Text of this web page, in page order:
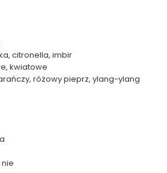
citronella, imbir
kwiatowe
różowy pieprz, ylang-ylang
nie